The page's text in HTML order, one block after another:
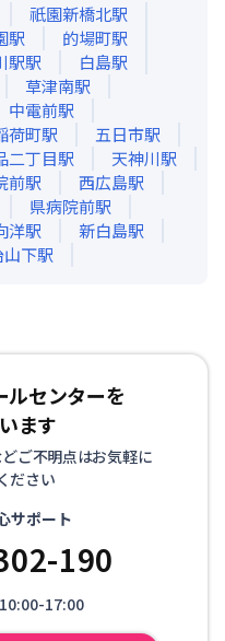
祇園新橋北駅
駅 的場町駅
駅駅 白島駅
草津南駅
中電前駅
荷町駅 五日市駅
二丁目駅 天神川駅
前駅 西広島駅
県病院前駅
洋駅 新白島駅
山下駅
ルセンターを
ます
ご不明点はお気軽に
ださい
サポート
190
17:00